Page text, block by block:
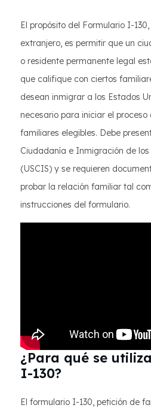
El propósito del Formulario I-
extranjero, es permitir que un
o residente permanente legal
que califique con ciertos
desean inmigrar a los Estados
necesario para iniciar el
familiares elegibles. Debe
Ciudadanía e Inmigración de los
(USCIS) y se requieren
probar la relación familiar tal
instrucciones del formulario.
¿Para qué se
I-130?
El formulario I-130, petición de